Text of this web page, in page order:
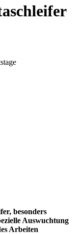
besonders
Auswuchtung
Arbeiten